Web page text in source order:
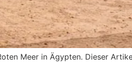
Meer in Ägypten. Dieser